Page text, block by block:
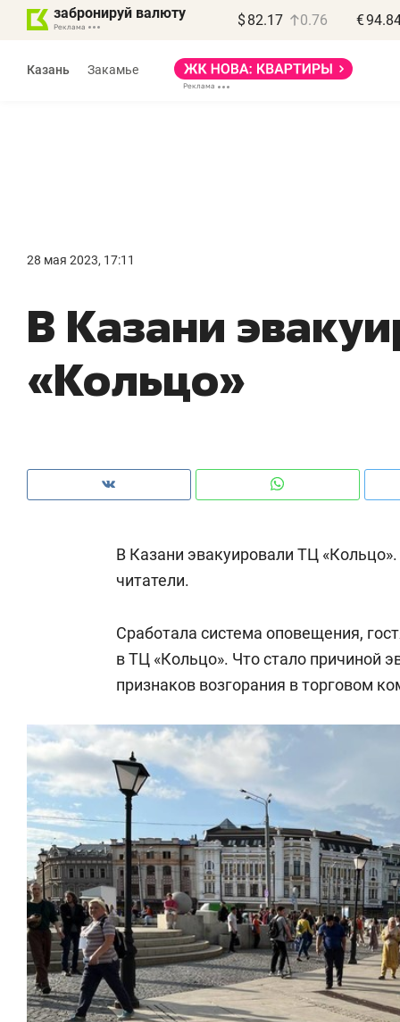
забронируй валюту $ 82.17 0.76 €
Казань Закамье
28 мая 2023, 17:11
В Казани
«Кольцо»
В Казани эвакуировали ТЦ
читатели.
Сработала система оповещения,
в ТЦ «Кольцо». Что стало причиной
признаков возгорания в торговом
правил, бизнес может
потерять минимум
Как бизнесу выйти на зарубежные
Рекомендуем
Как ГК «МИР ГРУПП» и ВТБ
создают оазис жилого
комфорта под Казанью
Рекомендуем